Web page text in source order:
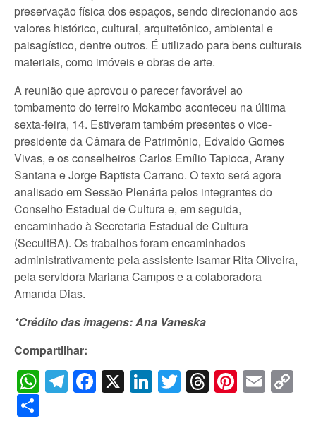
preservação física dos espaços, sendo direcionando aos
valores histórico, cultural, arquitetônico, ambiental e
paisagístico, dentre outros. É utilizado para bens culturais
materiais, como imóveis e obras de arte.
A reunião que aprovou o parecer favorável ao
tombamento do terreiro Mokambo aconteceu na última
sexta-feira, 14. Estiveram também presentes o vice-
presidente da Câmara de Patrimônio, Edvaldo Gomes
Vivas, e os conselheiros Carlos Emílio Tapioca, Arany
Santana e Jorge Baptista Carrano. O texto será agora
analisado em Sessão Plenária pelos integrantes do
Conselho Estadual de Cultura e, em seguida,
encaminhado à Secretaria Estadual de Cultura
(SecultBA). Os trabalhos foram encaminhados
administrativamente pela assistente Isamar Rita Oliveira,
pela servidora Mariana Campos e a colaboradora
Amanda Dias.
*Crédito das imagens: Ana Vaneska
Compartilhar:
WhatsApp
Telegram
Facebook
X LinkedIn
Twitter
Threads